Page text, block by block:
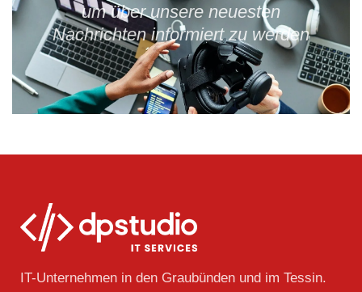
um über unsere neuesten
Nachrichten informiert zu werden
IT-Unternehmen in den Graubünden und im Tessin.